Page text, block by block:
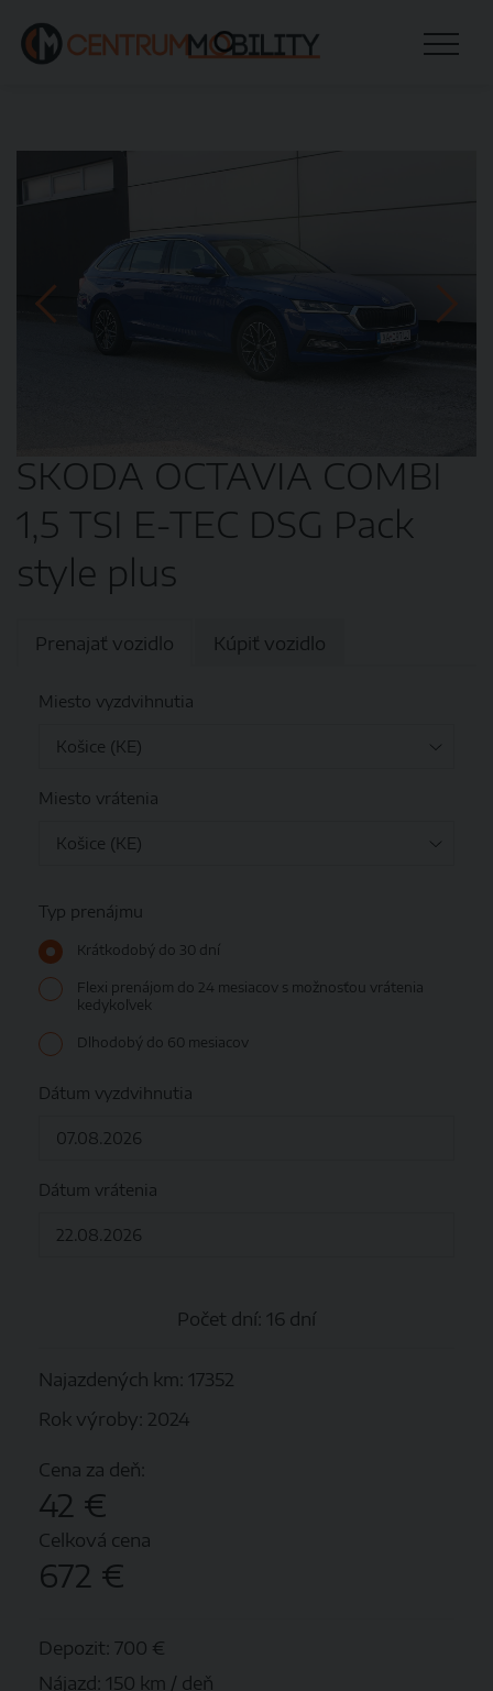
SKODA OCTAVIA COMBI
1,5 TSI E-TEC DSG Pack
style plus
Prenajať vozidlo Kúpiť vozidlo
Miesto vyzdvihnutia
Miesto vrátenia
Typ prenájmu
Krátkodobý do 30 dní
Flexi prenájom do 24 mesiacov s možnosťou vrátenia
kedykoľvek
Dlhodobý do 60 mesiacov
Dátum vyzdvihnutia
Dátum vrátenia
Počet dní: 16 dní
Najazdených km: 17352
Rok výroby: 2024
Cena za deň:
42 €
Celková cena
672 €
Depozit: 700 €
Nájazd: 150 km / deň